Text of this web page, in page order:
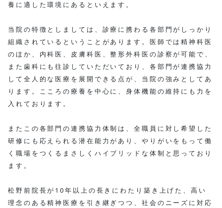
養に適した環境にあるといえます。
当院の特徴としましては、診療に携わる各部門がしっかり
組織されているということがあります。医師では精神科医
のほか、内科医、皮膚科医、整形外科医の診察が可能で、
また歯科にも往診していただいており、各部門が連携協力
して全人的な医療を展開できる点が、当院の強みとしてあ
ります。こころの療養を中心に、身体機能の維持にも力を
入れております。
またこの各部門の連携協力体制は、全職員に対し希望した
研修にも応えられる潜在能力があり、やりがいをもって働
く職場をつくるまさしくハイブリッドな体制と思っており
ます。
松野前院長が10年以上の長きにわたり築き上げた、高い
理念のある精神医療を引き継ぎつつ、社会のニーズに対応